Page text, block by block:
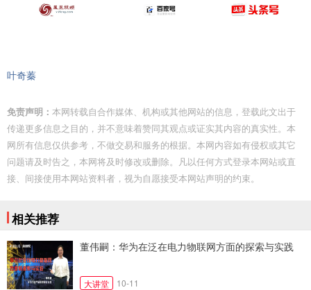
叶奇蓁
免责声明： 本网转载自合作媒体、机构或其他网站的信息，登载此文出于
传递更多信息之目的，并不意味着赞同其观点或证实其内容的真实性。本
网所有信息仅供参考，不做交易和服务的根据。本网内容如有侵权或其它
问题请及时告之，本网将及时修改或删除。凡以任何方式登录本网站或直
接、间接使用本网站资料者，视为自愿接受本网站声明的约束。
相关推荐
董伟嗣：华为在泛在电力物联网方面的探索与实践
大讲堂 10-11